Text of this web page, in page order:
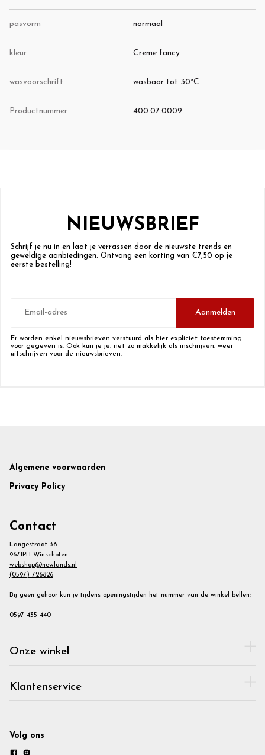
pasvorm normaal
kleur Creme fancy
wasvoorschrift wasbaar tot 30°C
Productnummer 400.07.0009
NIEUWSBRIEF
Schrijf je nu in en laat je verrassen door de nieuwste trends en
geweldige aanbiedingen. Ontvang een korting van €7,50 op je
eerste bestelling!
mailadres
Aanmelden
Er worden enkel nieuwsbrieven verstuurd als hier expliciet toestemming
voor gegeven is. Ook kun je je, net zo makkelijk als inschrijven, weer
uitschrijven voor de nieuwsbrieven.
Footer
Algemene voorwaarden
Privacy Policy
Contact
Langestraat 36
9671PH Winschoten
webshop@newlands.nl
(0597) 726826
Bij geen gehoor kun je tijdens openingstijden het nummer van de winkel bellen:
0597 435 440
Onze winkel
Klantenservice
Volg ons